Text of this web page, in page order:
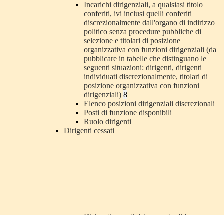
Incarichi dirigenziali, a qualsiasi titolo
conferiti, ivi inclusi quelli conferiti
discrezionalmente dall'organo di indirizzo
politico senza procedure pubbliche di
selezione e titolari di posizione
organizzativa con funzioni dirigenziali (da
pubblicare in tabelle che distinguano le
seguenti situazioni: dirigenti, dirigenti
individuati discrezionalmente, titolari di
posizione organizzativa con funzioni
dirigenziali) 8
Elenco posizioni dirigenziali discrezionali
Posti di funzione disponibili
Ruolo dirigenti
Dirigenti cessati